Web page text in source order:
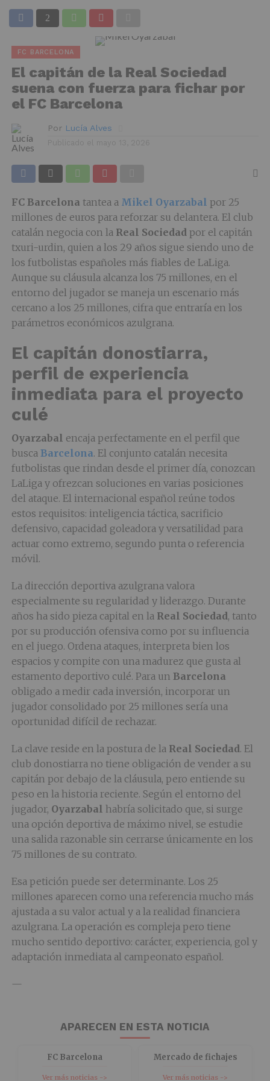
FC BARCELONA
El capitán de la Real Sociedad
suena con fuerza para fichar por
el FC Barcelona
Por Lucía Alves
FC Barcelona tantea a Mikel Oyarzabal por 25
millones de euros para reforzar su delantera. El club
catalán negocia con la Real Sociedadpor el capitán
txuri-urdin, quien a los 29 años sigue siendo uno de
los futbolistas españoles más fiables de LaLiga.
Aunque su cláusula alcanza los 75 millones, en el
entorno del jugador se maneja un escenario más
cercano a los 25 millones, cifra que entraría en los
parámetros económicos azulgrana.
El capitán donostiarra,
perfil de experiencia
inmediata para el proyecto
culé
Oyarzabal encaja perfectamente en el perfil que
busca Barcelona. El conjunto catalán necesita
futbolistas que rindan desde el primer día, conozcan
LaLiga y ofrezcan soluciones en varias posiciones
del ataque. El internacional español reúne todos
estos requisitos: inteligencia táctica, sacrificio
defensivo, capacidad goleadora y versatilidad para
actuar como extremo, segundo punta o referencia
móvil.
La dirección deportiva azulgrana valora
especialmente su regularidad y liderazgo. Durante
años ha sido pieza capital en la Real Sociedad, tanto
por su producción ofensiva como por su influencia
en el juego. Ordena ataques, interpreta bien los
espacios y compite con una madurez que gusta al
estamento deportivo culé. Para un Barcelona
obligado a medir cada inversión, incorporar un
jugador consolidado por 25 millones sería una
oportunidad difícil de rechazar.
La clave reside en la postura de la Real Sociedad. El
club donostiarra no tiene obligación de vender a su
capitán por debajo de la cláusula, pero entiende su
peso en la historia reciente. Según el entorno del
jugador, Oyarzabal habría solicitado que, si surge
una opción deportiva de máximo nivel, se estudie
una salida razonable sin cerrarse únicamente en los
75 millones de su contrato.
Esa petición puede ser determinante. Los 25
millones aparecen como una referencia mucho más
ajustada a su valor actual y a la realidad financiera
azulgrana. La operación es compleja pero tiene
mucho sentido deportivo: carácter, experiencia, gol y
adaptación inmediata al campeonato español.
—
APARECEN EN ESTA NOTICIA
FC Barcelona
Ver más noticias ->
Mercado de fichajes
Ver más noticias ->